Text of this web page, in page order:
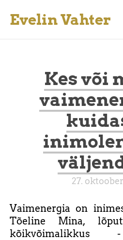
Evelin Vahter
Kes või
27.
Vaimenergia on
Tõeline Mina,
kõikvõimalikkus